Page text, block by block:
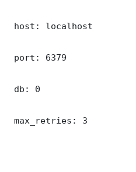
host: localhost
port: 6379
db: 0
max_retries: 3